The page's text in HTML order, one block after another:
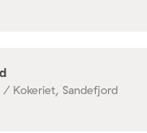
/ Kokeriet, Sandefjord